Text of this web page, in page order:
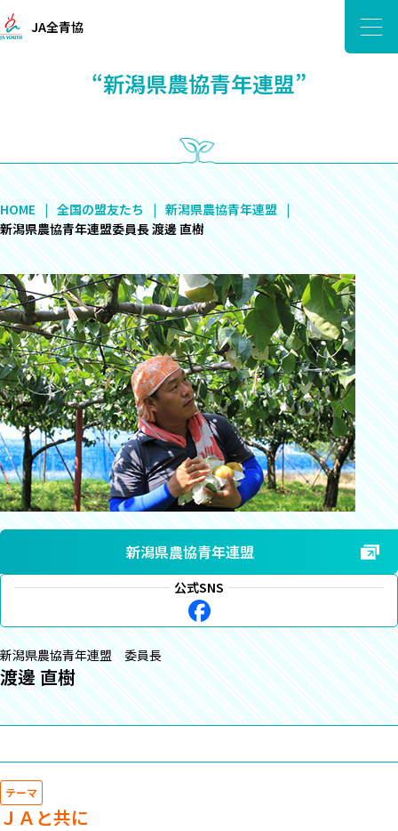
JA全青協
“新潟県農協青年連盟”
HOME 全国の盟友たち
新潟県農協青年連盟
新潟県農協青年連盟委員長 渡邊 直樹
新潟県農協青年連盟
公式SNS
新潟県農協青年連盟 委員長
渡邊 直樹
テーマ
ＪＡと共に